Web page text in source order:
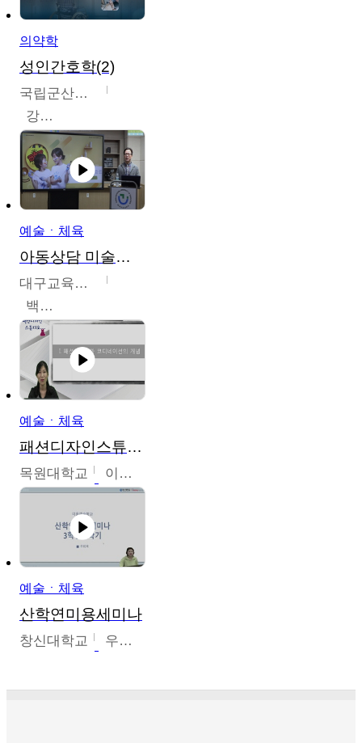
의약학
성인간호학(2)
국립군산대학교
강경아
예술ㆍ체육
아동상담 미술치료
대구교육대학교
백중열
예술ㆍ체육
패션디자인스튜디오
목원대학교 이건희
예술ㆍ체육
산학연미용세미나
창신대학교 우미옥,오윤경,박선이